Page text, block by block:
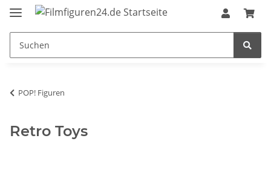
POP! Figuren
Retro Toys